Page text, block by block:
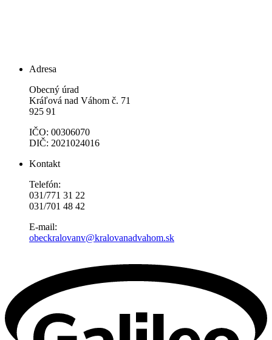
Adresa
Obecný úrad
Kráľová nad Váhom č. 71
925 91
IČO: 00306070
DIČ: 2021024016
Kontakt
Telefón:
031/771 31 22
031/701 48 42
E-mail:
obeckralovanv@kralovanadvahom.sk